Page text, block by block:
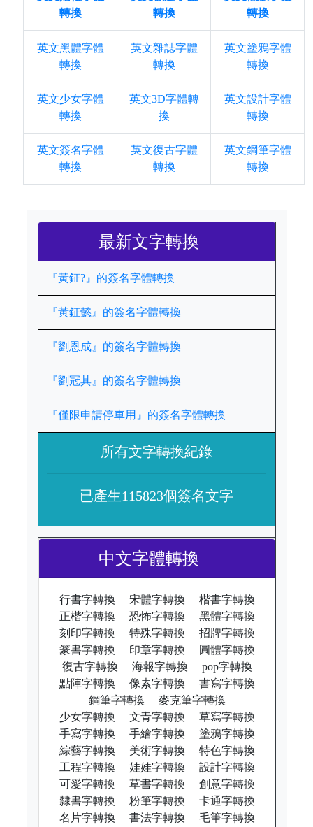
轉換
轉換
轉換
英文黑體字體
轉換
英文雜誌字體
轉換
英文塗鴉字體
轉換
英文少女字體
轉換
英文3D字體轉
換
英文設計字體
轉換
英文簽名字體
轉換
英文復古字體
轉換
英文鋼筆字體
轉換
最新文字轉換
『黃鉦?』的簽名字體轉換
『黃鉦懿』的簽名字體轉換
『劉恩成』的簽名字體轉換
『劉冠其』的簽名字體轉換
『僅限申請停車用』的簽名字體轉換
所有文字轉換紀錄
已產生115823個簽名文字
中文字體轉換
行書字轉換 宋體字轉換
楷書字轉換
正楷字轉換
恐怖字轉換
黑體字轉換
刻印字轉換
特殊字轉換
招牌字轉換
篆書字轉換
印章字轉換
圓體字轉換
復古字轉換
海報字轉換
pop字轉換
點陣字轉換
像素字轉換
書寫字轉換
鋼筆字轉換
麥克筆字轉換
少女字轉換
文青字轉換
草寫字轉換
手寫字轉換
手繪字轉換
塗鴉字轉換
綜藝字轉換
美術字轉換
特色字轉換
工程字轉換
娃娃字轉換
設計字轉換
可愛字轉換
草書字轉換
創意字轉換
隸書字轉換
粉筆字轉換
卡通字轉換
名片字轉換
書法字轉換
毛筆字轉換